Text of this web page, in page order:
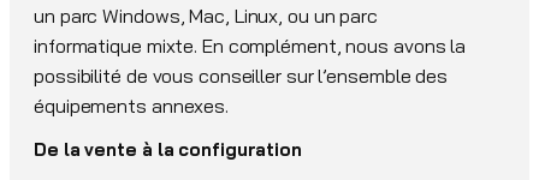
un parc Windows, Mac, Linux, ou un parc
informatique mixte. En complément, nous avons la
possibilité de vous conseiller sur l’ensemble des
équipements annexes.
De la vente à la configuration